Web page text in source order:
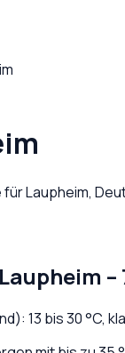
fürLaupheim,
Laupheim
): 13 bis30°C,